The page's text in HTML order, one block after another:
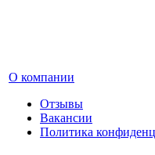
О компании
Отзывы
Вакансии
Политика